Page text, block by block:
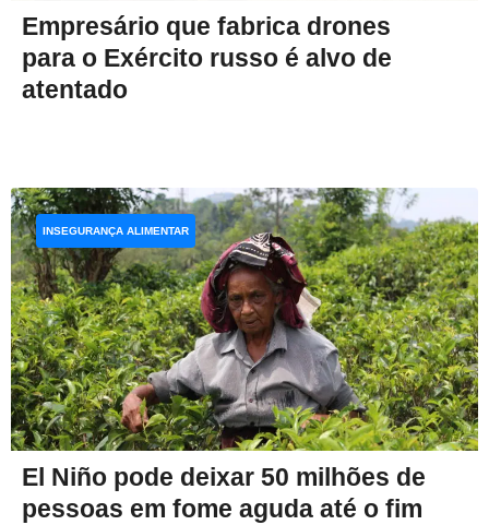
Empresário que fabrica drones
para o Exército russo é alvo de
atentado
El Niño pode deixar 50 milhões de
pessoas em fome aguda até o fim
INSEGURANÇA ALIMENTAR